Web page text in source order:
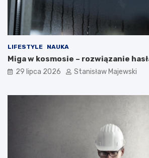
LIFESTYLE NAUKA
Miga w kosmosie – rozwiązanie
29 lipca 2026 Stanisław Majewski